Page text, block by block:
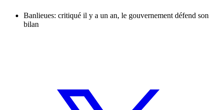
Banlieues: critiqué il y a un an, le gouvernement défend son
bilan